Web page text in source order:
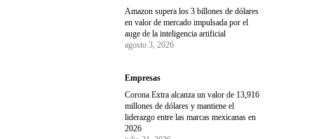
Amazon supera los 3 billones de dólares
en valor de mercado impulsada por el
auge de la inteligencia artificial
agosto 3, 2026
Empresas
Corona Extra alcanza un valor de 13,916
millones de dólares y mantiene el
liderazgo entre las marcas mexicanas en
2026